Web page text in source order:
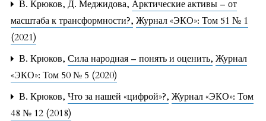
В. Крюков, Д. Меджидова, Арктические активы – от
масштаба к трансформности?, Журнал «ЭКО»: Том 51 № 1
(2021)
В. Крюков, Сила народная – понять и оценить, Журнал
«ЭКО»: Том 50 № 5 (2020)
В. Крюков, Что за нашей «цифрой»?, Журнал «ЭКО»: Том
48 № 12 (2018)